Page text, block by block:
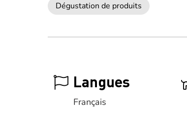
Dégustation de produits
Langues
Français